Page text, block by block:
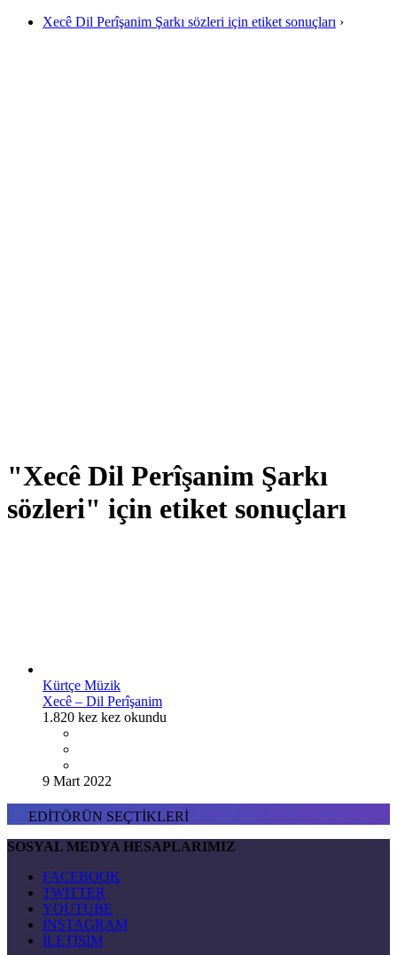
Xecê Dil Perîşanim Şarkı sözleri için etiket sonuçları ›
"Xecê Dil Perîşanim Şarkı
sözleri" için etiket sonuçları
Kürtçe Müzik
Xecê – Dil Perîşanim
1.820 kez kez okundu
9 Mart 2022
EDİTÖRÜN SEÇTİKLERİ
SOSYAL MEDYA HESAPLARIMIZ
FACEBOOK
TWITTER
YOUTUBE
INSTAGRAM
İLETİŞİM